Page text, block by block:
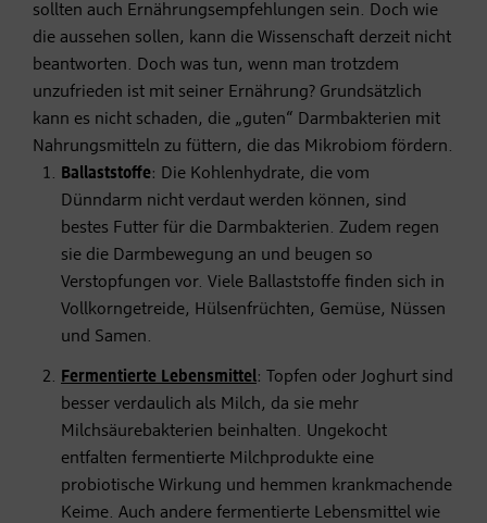
sollten auch Ernährungsempfehlungen sein. Doch wie
die aussehen sollen, kann die Wissenschaft derzeit nicht
beantworten. Doch was tun, wenn man trotzdem
unzufrieden ist mit seiner Ernährung? Grundsätzlich
kann es nicht schaden, die „guten“ Darmbakterien mit
Nahrungsmitteln zu füttern, die das Mikrobiom fördern.
Ballaststoffe: Die Kohlenhydrate, die vom
Dünndarm nicht verdaut werden können, sind
bestes Futter für die Darmbakterien. Zudem regen
sie die Darmbewegung an und beugen so
Verstopfungen vor. Viele Ballaststoffe finden sich in
Vollkorngetreide, Hülsenfrüchten, Gemüse, Nüssen
und Samen.
Fermentierte Lebensmittel: Topfen oder Joghurt sind
besser verdaulich als Milch, da sie mehr
Milchsäurebakterien beinhalten. Ungekocht
entfalten fermentierte Milchprodukte eine
probiotische Wirkung und hemmen krankmachende
Keime. Auch andere fermentierte Lebensmittel wie